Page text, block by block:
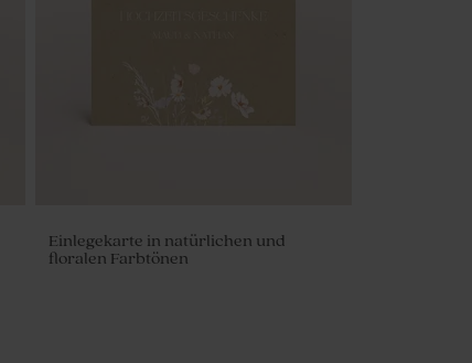
Einlegekarte in natürlichen und
floralen Farbtönen